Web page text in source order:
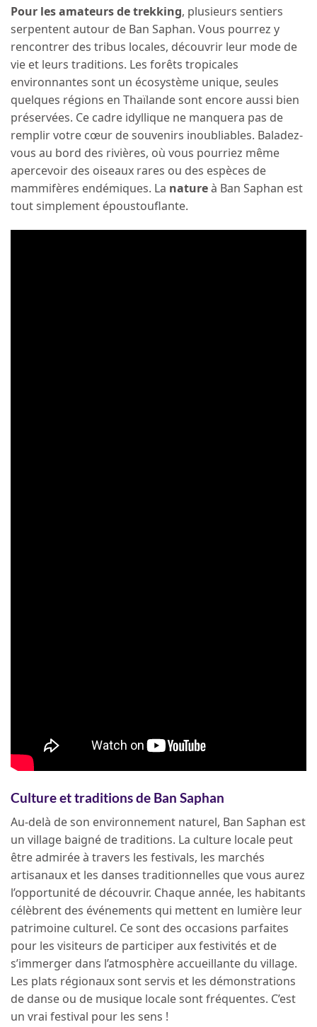
Pour les amateurs de trekking, plusieurs sentiers
serpentent autour de Ban Saphan. Vous pourrez y
rencontrer des tribus locales, découvrir leur mode de
vie et leurs traditions. Les forêts tropicales
environnantes sont un écosystème unique, seules
quelques régions en Thaïlande sont encore aussi bien
préservées. Ce cadre idyllique ne manquera pas de
remplir votre cœur de souvenirs inoubliables. Baladez-
vous au bord des rivières, où vous pourriez même
apercevoir des oiseaux rares ou des espèces de
mammifères endémiques. La natureà Ban Saphan est
tout simplement époustouflante.
Culture et traditions de Ban Saphan
Au-delà de son environnement naturel, Ban Saphan est
un village baigné de traditions. La culture locale peut
être admirée à travers les festivals, les marchés
artisanaux et les danses traditionnelles que vous aurez
l’opportunité de découvrir. Chaque année, les habitants
célèbrent des événements qui mettent en lumière leur
patrimoine culturel. Ce sont des occasions parfaites
pour les visiteurs de participer aux festivités et de
s’immerger dans l’atmosphère accueillante du village.
Les plats régionaux sont servis et les démonstrations
de danse ou de musique locale sont fréquentes. C’est
un vrai festival pour les sens !